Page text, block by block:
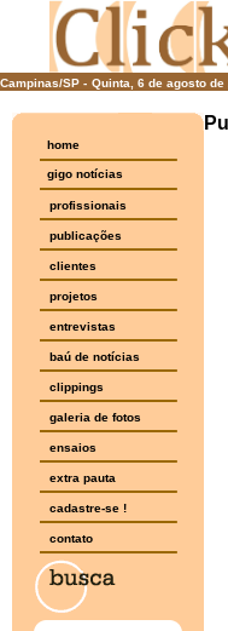
Campinas/SP - Quinta, 6 de agosto de
home
gigo notícias
profissionais
publicações
clientes
projetos
entrevistas
baú de notícias
clippings
galeria de fotos
ensaios
extra pauta
cadastre-se !
contato